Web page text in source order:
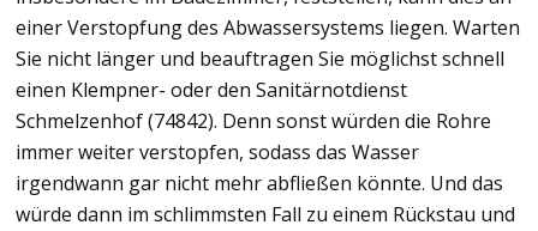
einer Verstopfung des Abwassersystems liegen. Warten
Sie nicht länger und beauftragen Sie möglichst schnell
einen Klempner- oder den Sanitärnotdienst
Schmelzenhof (74842). Denn sonst würden die Rohre
immer weiter verstopfen, sodass das Wasser
irgendwann gar nicht mehr abfließen könnte. Und das
würde dann im schlimmsten Fall zu einem Rückstau und